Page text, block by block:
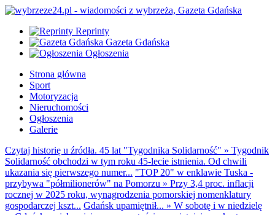
Reprinty
Gazeta Gdańska
Ogłoszenia
Strona główna
Sport
Motoryzacja
Nieruchomości
Ogłoszenia
Galerie
Czytaj historię u źródła. 45 lat "Tygodnika Solidarność" » Tygodnik
Solidarność obchodzi w tym roku 45-lecie istnienia. Od chwili
ukazania się pierwszego numer... "TOP 20" w enklawie Tuska -
przybywa "półmilionerów" na Pomorzu » Przy 3,4 proc. inflacji
rocznej w 2025 roku, wynagrodzenia pomorskiej nomenklatury
gospodarczej kszt... Gdańsk upamiętnił... » W sobotę i w niedzielę